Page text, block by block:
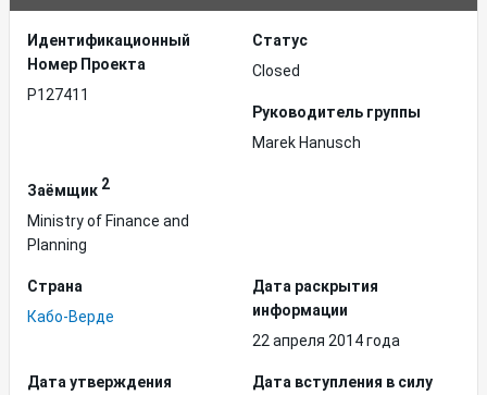
Идентификационный
Hомер Проекта
P127411
Статус
Closed
Руководитель группы
Marek Hanusch
Заёмщик 2
Ministry of Finance and
Planning
Страна
Кабо-Верде
Дата раскрытия
информации
22 апреля 2014 года
Дата утверждения
Дата вступления в силу